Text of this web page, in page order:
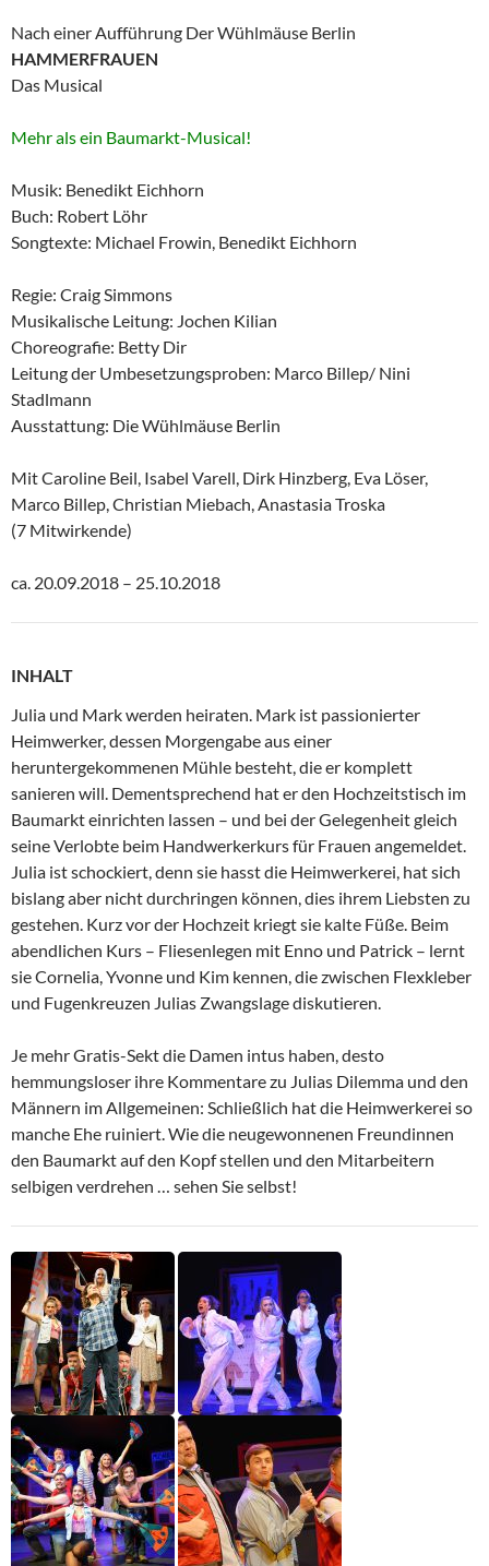
Nach einer Aufführung Der Wühlmäuse Berlin
HAMMERFRAUEN
Das Musical
Mehr als ein Baumarkt-Musical!
Musik: Benedikt Eichhorn
Buch: Robert Löhr
Songtexte: Michael Frowin, Benedikt Eichhorn
Regie: Craig Simmons
Musikalische Leitung: Jochen Kilian
Choreografie: Betty Dir
Leitung der Umbesetzungsproben: Marco Billep/ Nini
Stadlmann
Ausstattung: Die Wühlmäuse Berlin
Mit Caroline Beil, Isabel Varell, Dirk Hinzberg, Eva Löser,
Marco Billep, Christian Miebach, Anastasia Troska
(7 Mitwirkende)
ca. 20.09.2018 – 25.10.2018
INHALT
Julia und Mark werden heiraten. Mark ist passionierter
Heimwerker, dessen Morgengabe aus einer
heruntergekommenen Mühle besteht, die er komplett
sanieren will. Dementsprechend hat er den Hochzeitstisch im
Baumarkt einrichten lassen – und bei der Gelegenheit gleich
seine Verlobte beim Handwerkerkurs für Frauen angemeldet.
Julia ist schockiert, denn sie hasst die Heimwerkerei, hat sich
bislang aber nicht durchringen können, dies ihrem Liebsten zu
gestehen. Kurz vor der Hochzeit kriegt sie kalte Füße. Beim
abendlichen Kurs – Fliesenlegen mit Enno und Patrick – lernt
sie Cornelia, Yvonne und Kim kennen, die zwischen Flexkleber
und Fugenkreuzen Julias Zwangslage diskutieren.
Je mehr Gratis-Sekt die Damen intus haben, desto
hemmungsloser ihre Kommentare zu Julias Dilemma und den
Männern im Allgemeinen: Schließlich hat die Heimwerkerei so
manche Ehe ruiniert. Wie die neugewonnenen Freundinnen
den Baumarkt auf den Kopf stellen und den Mitarbeitern
selbigen verdrehen … sehen Sie selbst!